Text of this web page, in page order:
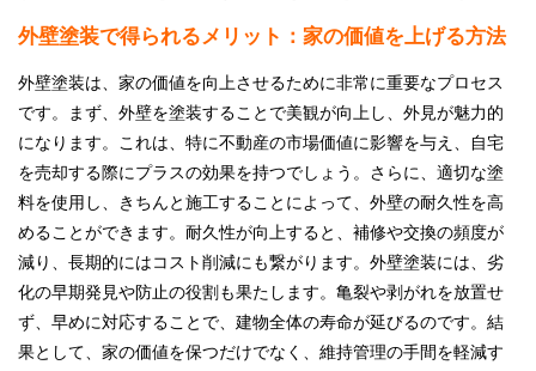
外壁塗装で得られるメリット：家の価値を上げる方法
外壁塗装は、家の価値を向上させるために非常に重要なプロセス
です。まず、外壁を塗装することで美観が向上し、外見が魅力的
になります。これは、特に不動産の市場価値に影響を与え、自宅
を売却する際にプラスの効果を持つでしょう。さらに、適切な塗
料を使用し、きちんと施工することによって、外壁の耐久性を高
めることができます。耐久性が向上すると、補修や交換の頻度が
減り、長期的にはコスト削減にも繋がります。外壁塗装には、劣
化の早期発見や防止の役割も果たします。亀裂や剥がれを放置せ
ず、早めに対応することで、建物全体の寿命が延びるのです。結
果として、家の価値を保つだけでなく、維持管理の手間を軽減す